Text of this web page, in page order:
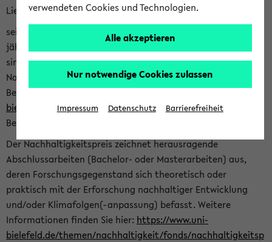
Liebe Studierende,
seit 2023 verleiht das Rektorat der Universität Bielefeld
jährlich den Nachhaltigkeitspreis für Abschlussarbeiten. Sie
sind herzlich eingeladen sich mit Ihrer Abschlussarbeit beim
Nachhaltigkeitsbüro zu bewerben. Bitte nutzen Sie für Ihre
Bewerbung dieses Formular<https://formulare.uni-
bielefeld.de/frontend-server/form/provide/913/>. Die
Bewerbungsfrist endet am 30.09.2026.
Der Nachhaltigkeitspreis zeichnet herausragende
Abschlussarbeiten (Bachelor- oder Masterarbeiten) aus,
deren Forschungsgegenstand sich theoretisch oder
praktisch mit der Erforschung nachhaltiger Entwicklung
und/oder Klimafolgen(-anpassung) befasst. Weitere
Informationen finden Sie hier: https://www.uni-
bielefeld.de/themen/nachhaltigkeit/fonds/nachhaltigkeitsp
verwendeten Cookies und Technologien.
Alle akzeptieren
Nur notwendige Cookies zulassen
Impressum Datenschutz Barrierefreiheit